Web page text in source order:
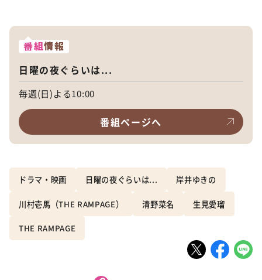
番組情報
日曜の夜ぐらいは...
毎週(日)よる10:00
番組ページへ
ドラマ・映画 日曜の夜ぐらいは... 岸井ゆきの
川村壱馬（THE RAMPAGE） 清野菜名 生見愛瑠
THE RAMPAGE